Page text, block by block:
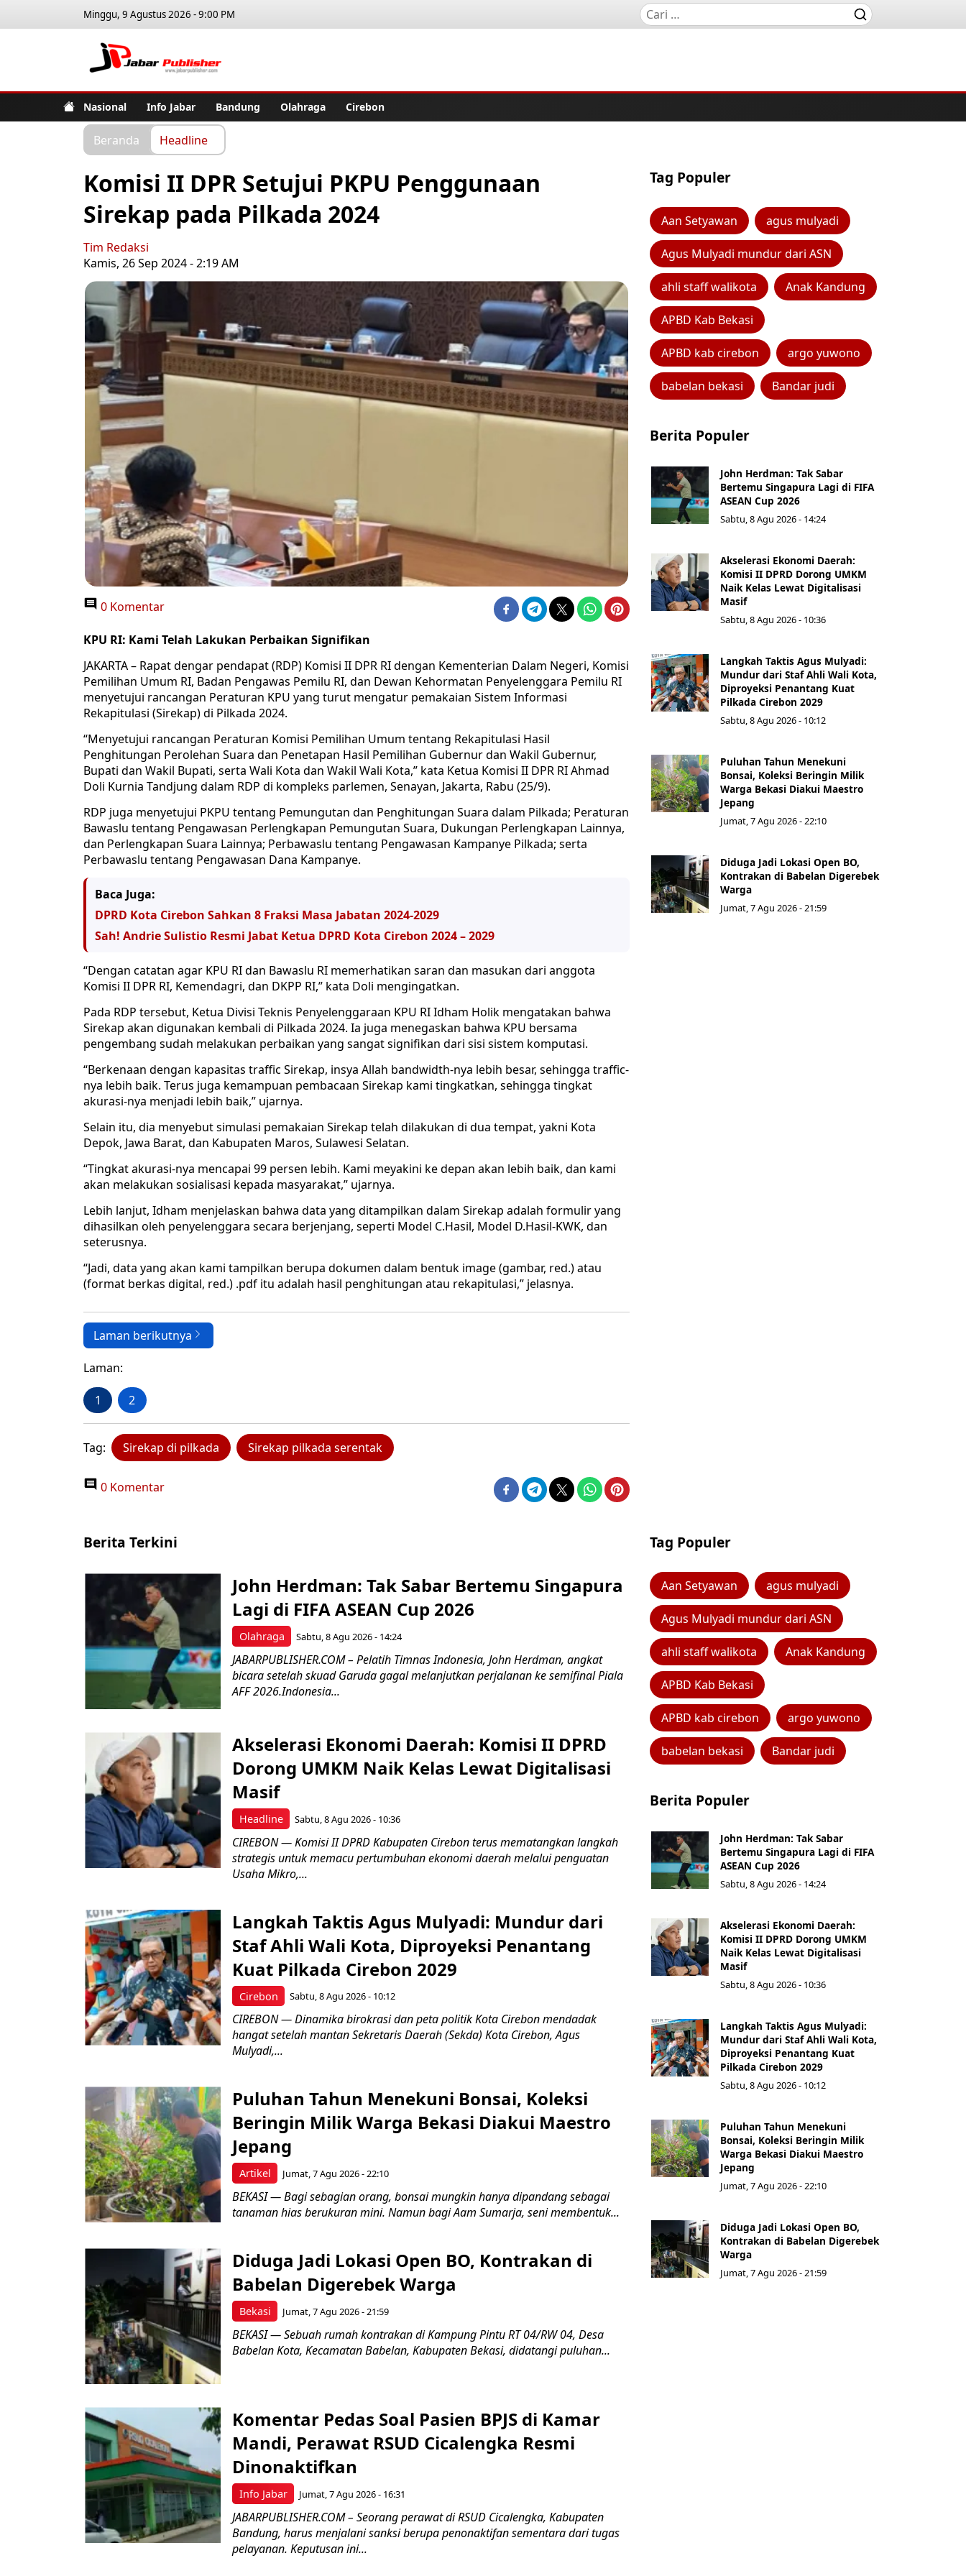
Minggu, 9 Agustus 2026 - 9:00 PM
Nasional Info Jabar Bandung Olahraga Cirebon
Beranda Headline
Komisi II DPR Setujui PKPU Penggunaan
Sirekap pada Pilkada 2024
Tim Redaksi
Kamis, 26 Sep 2024 - 2:19 AM
0 Komentar
KPU RI: Kami Telah Lakukan Perbaikan Signifikan
JAKARTA – Rapat dengar pendapat (RDP) Komisi II DPR RI dengan Kementerian Dalam Negeri, Komisi
Pemilihan Umum RI, Badan Pengawas Pemilu RI, dan Dewan Kehormatan Penyelenggara Pemilu RI
menyetujui rancangan Peraturan KPU yang turut mengatur pemakaian Sistem Informasi
Rekapitulasi (Sirekap) di Pilkada 2024.
“Menyetujui rancangan Peraturan Komisi Pemilihan Umum tentang Rekapitulasi Hasil
Penghitungan Perolehan Suara dan Penetapan Hasil Pemilihan Gubernur dan Wakil Gubernur,
Bupati dan Wakil Bupati, serta Wali Kota dan Wakil Wali Kota,” kata Ketua Komisi II DPR RI Ahmad
Doli Kurnia Tandjung dalam RDP di kompleks parlemen, Senayan, Jakarta, Rabu (25/9).
RDP juga menyetujui PKPU tentang Pemungutan dan Penghitungan Suara dalam Pilkada; Peraturan
Bawaslu tentang Pengawasan Perlengkapan Pemungutan Suara, Dukungan Perlengkapan Lainnya,
dan Perlengkapan Suara Lainnya; Perbawaslu tentang Pengawasan Kampanye Pilkada; serta
Perbawaslu tentang Pengawasan Dana Kampanye.
Baca Juga:
DPRD Kota Cirebon Sahkan 8 Fraksi Masa Jabatan 2024-2029
Sah! Andrie Sulistio Resmi Jabat Ketua DPRD Kota Cirebon 2024 – 2029
“Dengan catatan agar KPU RI dan Bawaslu RI memerhatikan saran dan masukan dari anggota
Komisi II DPR RI, Kemendagri, dan DKPP RI,” kata Doli mengingatkan.
Pada RDP tersebut, Ketua Divisi Teknis Penyelenggaraan KPU RI Idham Holik mengatakan bahwa
Sirekap akan digunakan kembali di Pilkada 2024. Ia juga menegaskan bahwa KPU bersama
pengembang sudah melakukan perbaikan yang sangat signifikan dari sisi sistem komputasi.
“Berkenaan dengan kapasitas traffic Sirekap, insya Allah bandwidth-nya lebih besar, sehingga traffic-
nya lebih baik. Terus juga kemampuan pembacaan Sirekap kami tingkatkan, sehingga tingkat
akurasi-nya menjadi lebih baik,” ujarnya.
Selain itu, dia menyebut simulasi pemakaian Sirekap telah dilakukan di dua tempat, yakni Kota
Depok, Jawa Barat, dan Kabupaten Maros, Sulawesi Selatan.
“Tingkat akurasi-nya mencapai 99 persen lebih. Kami meyakini ke depan akan lebih baik, dan kami
akan melakukan sosialisasi kepada masyarakat,” ujarnya.
Lebih lanjut, Idham menjelaskan bahwa data yang ditampilkan dalam Sirekap adalah formulir yang
dihasilkan oleh penyelenggara secara berjenjang, seperti Model C.Hasil, Model D.Hasil-KWK, dan
seterusnya.
“Jadi, data yang akan kami tampilkan berupa dokumen dalam bentuk image (gambar, red.) atau
(format berkas digital, red.) .pdf itu adalah hasil penghitungan atau rekapitulasi,” jelasnya.
Laman berikutnya
Laman:
1 2
Tag: Sirekap di pilkada Sirekap pilkada serentak
0 Komentar
Tag Populer
Aan Setyawan agus mulyadi
Agus Mulyadi mundur dari ASN
ahli staff walikota Anak Kandung
APBD Kab Bekasi
APBD kab cirebon argo yuwono
babelan bekasi Bandar judi
Berita Populer
John Herdman: Tak Sabar
Bertemu Singapura Lagi di FIFA
ASEAN Cup 2026
Sabtu, 8 Agu 2026 - 14:24
Akselerasi Ekonomi Daerah:
Komisi II DPRD Dorong UMKM
Naik Kelas Lewat Digitalisasi
Masif
Sabtu, 8 Agu 2026 - 10:36
Langkah Taktis Agus Mulyadi:
Mundur dari Staf Ahli Wali Kota,
Diproyeksi Penantang Kuat
Pilkada Cirebon 2029
Sabtu, 8 Agu 2026 - 10:12
Puluhan Tahun Menekuni
Bonsai, Koleksi Beringin Milik
Warga Bekasi Diakui Maestro
Jepang
Jumat, 7 Agu 2026 - 22:10
Diduga Jadi Lokasi Open BO,
Kontrakan di Babelan Digerebek
Warga
Jumat, 7 Agu 2026 - 21:59
Berita Terkini
Olahraga
John Herdman: Tak Sabar Bertemu Singapura
Lagi di FIFA ASEAN Cup 2026
Sabtu, 8 Agu 2026 - 14:24
JABARPUBLISHER.COM – Pelatih Timnas Indonesia, John Herdman, angkat
bicara setelah skuad Garuda gagal melanjutkan perjalanan ke semifinal Piala
AFF 2026.Indonesia...
Headline
Akselerasi Ekonomi Daerah: Komisi II DPRD
Dorong UMKM Naik Kelas Lewat Digitalisasi
Masif
Sabtu, 8 Agu 2026 - 10:36
CIREBON — Komisi II DPRD Kabupaten Cirebon terus mematangkan langkah
strategis untuk memacu pertumbuhan ekonomi daerah melalui penguatan
Usaha Mikro,...
Cirebon
Langkah Taktis Agus Mulyadi: Mundur dari
Staf Ahli Wali Kota, Diproyeksi Penantang
Kuat Pilkada Cirebon 2029
Sabtu, 8 Agu 2026 - 10:12
CIREBON — Dinamika birokrasi dan peta politik Kota Cirebon mendadak
hangat setelah mantan Sekretaris Daerah (Sekda) Kota Cirebon, Agus
Mulyadi,...
Artikel
Puluhan Tahun Menekuni Bonsai, Koleksi
Beringin Milik Warga Bekasi Diakui Maestro
Jepang
Jumat, 7 Agu 2026 - 22:10
BEKASI — Bagi sebagian orang, bonsai mungkin hanya dipandang sebagai
tanaman hias berukuran mini. Namun bagi Aam Sumarja, seni membentuk...
Bekasi
Diduga Jadi Lokasi Open BO, Kontrakan di
Babelan Digerebek Warga
Jumat, 7 Agu 2026 - 21:59
BEKASI — Sebuah rumah kontrakan di Kampung Pintu RT 04/RW 04, Desa
Babelan Kota, Kecamatan Babelan, Kabupaten Bekasi, didatangi puluhan...
Info Jabar
Komentar Pedas Soal Pasien BPJS di Kamar
Mandi, Perawat RSUD Cicalengka Resmi
Dinonaktifkan
Jumat, 7 Agu 2026 - 16:31
JABARPUBLISHER.COM – Seorang perawat di RSUD Cicalengka, Kabupaten
Bandung, harus menjalani sanksi berupa penonaktifan sementara dari tugas
pelayanan. Keputusan ini...
Tag Populer
Aan Setyawan agus mulyadi
Agus Mulyadi mundur dari ASN
ahli staff walikota Anak Kandung
APBD Kab Bekasi
APBD kab cirebon argo yuwono
babelan bekasi Bandar judi
Berita Populer
John Herdman: Tak Sabar
Bertemu Singapura Lagi di FIFA
ASEAN Cup 2026
Sabtu, 8 Agu 2026 - 14:24
Akselerasi Ekonomi Daerah:
Komisi II DPRD Dorong UMKM
Naik Kelas Lewat Digitalisasi
Masif
Sabtu, 8 Agu 2026 - 10:36
Langkah Taktis Agus Mulyadi:
Mundur dari Staf Ahli Wali Kota,
Diproyeksi Penantang Kuat
Pilkada Cirebon 2029
Sabtu, 8 Agu 2026 - 10:12
Puluhan Tahun Menekuni
Bonsai, Koleksi Beringin Milik
Warga Bekasi Diakui Maestro
Jepang
Jumat, 7 Agu 2026 - 22:10
Diduga Jadi Lokasi Open BO,
Kontrakan di Babelan Digerebek
Warga
Jumat, 7 Agu 2026 - 21:59